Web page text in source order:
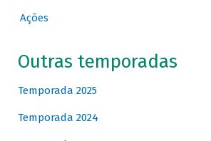
Ações
Outras temporadas
Temporada 2025
Temporada 2024